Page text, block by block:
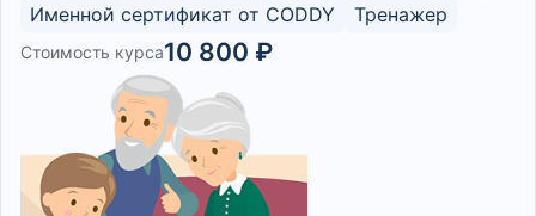
Именной сертификат от CODDY
Тренажер
Стоимость курса10 800 ₽